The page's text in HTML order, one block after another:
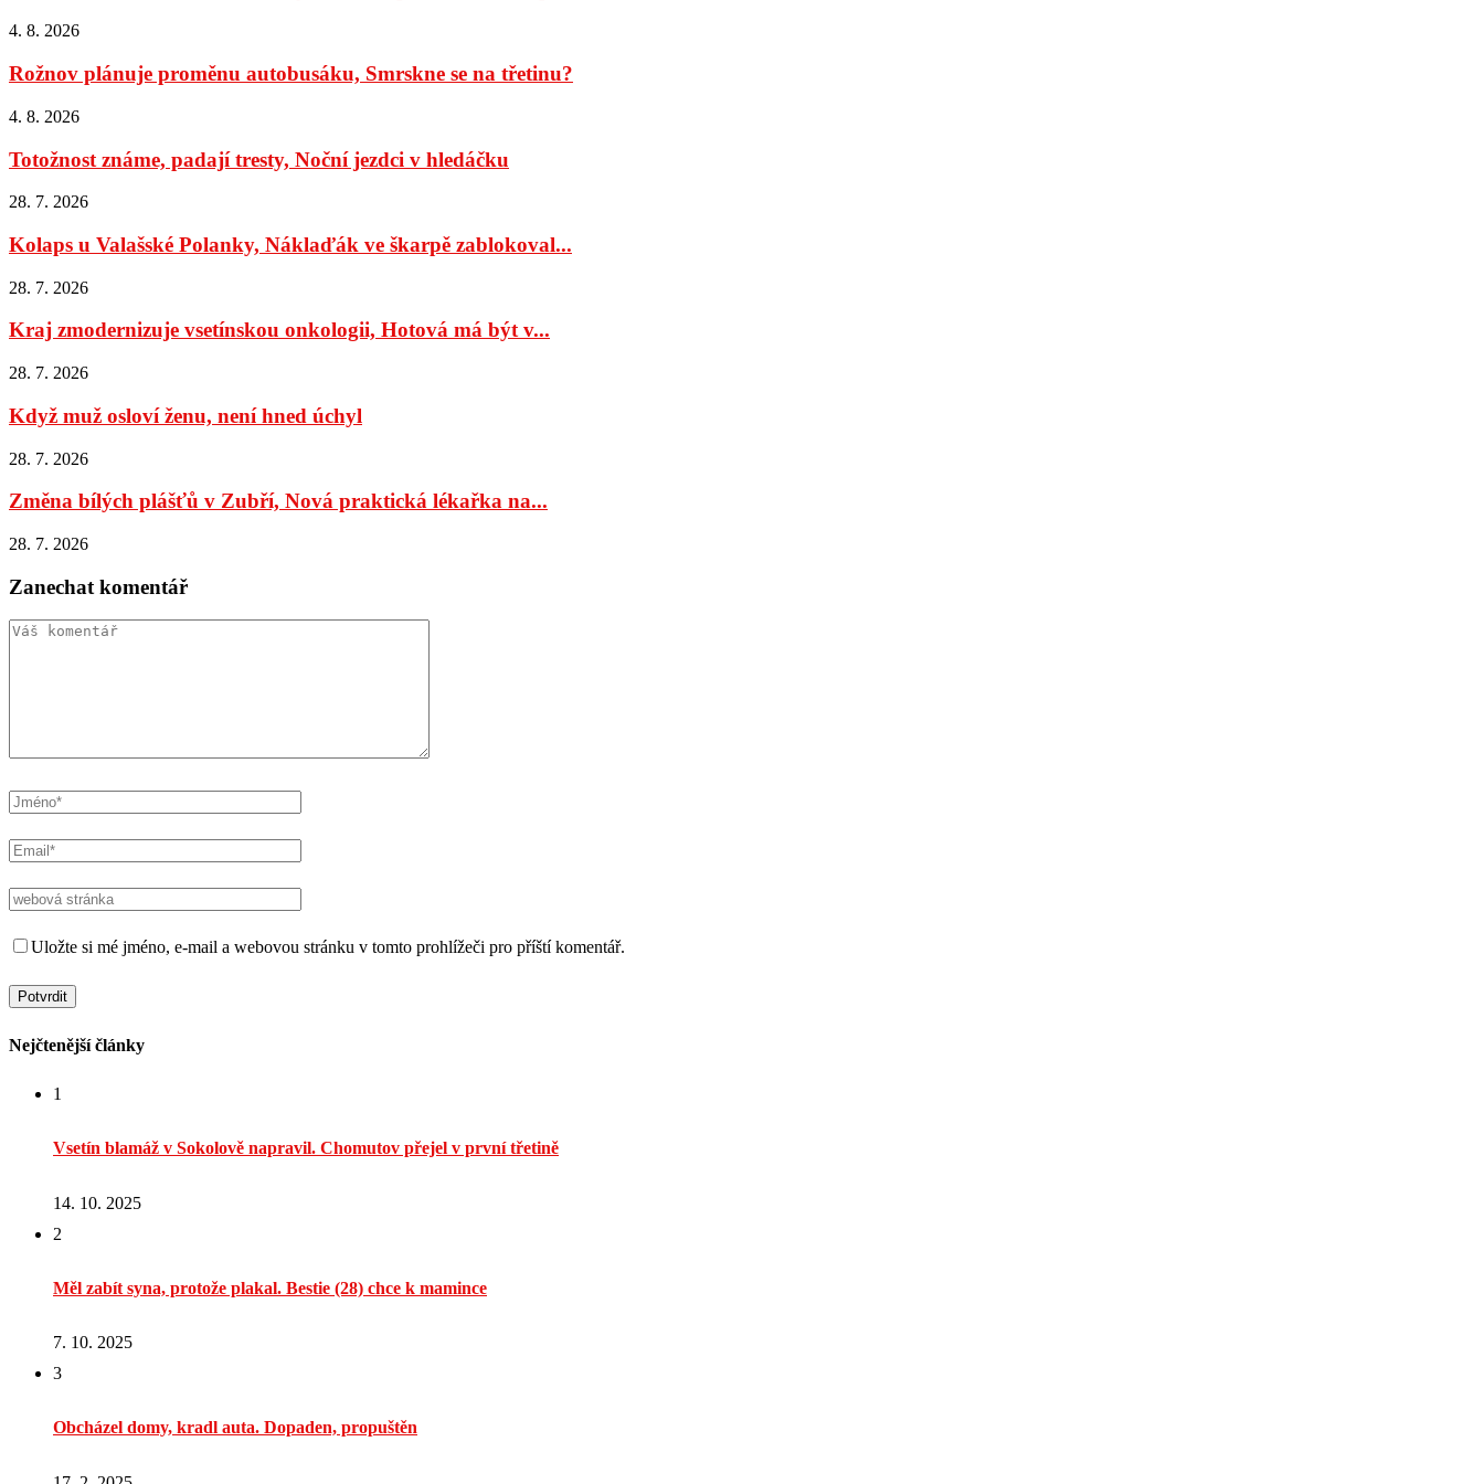
4. 8. 2026
Rožnov plánuje proměnu autobusáku, Smrskne se na třetinu?
4. 8. 2026
Totožnost známe, padají tresty, Noční jezdci v hledáčku
28. 7. 2026
Kolaps u Valašské Polanky, Náklaďák ve škarpě zablokoval...
28. 7. 2026
Kraj zmodernizuje vsetínskou onkologii, Hotová má být v...
28. 7. 2026
Když muž osloví ženu, není hned úchyl
28. 7. 2026
Změna bílých plášťů v Zubří, Nová praktická lékařka na...
28. 7. 2026
Zanechat komentář
Uložte si mé jméno, e-mail a webovou stránku v tomto prohlížeči pro příští komentář.
Nejčtenější články
1
Vsetín blamáž v Sokolově napravil. Chomutov přejel v první třetině
14. 10. 2025
2
Měl zabít syna, protože plakal. Bestie (28) chce k mamince
7. 10. 2025
3
Obcházel domy, kradl auta. Dopaden, propuštěn